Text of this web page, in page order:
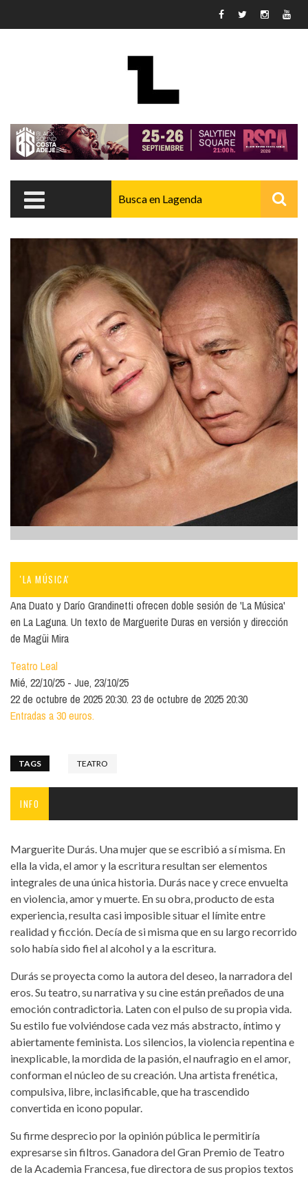
'LA MÚSICA'
Ana Duato y Darío Grandinetti ofrecen doble sesión de 'La Música'
en La Laguna. Un texto de Marguerite Duras en versión y dirección
de Magüi Mira
Teatro Leal
Mié, 22/10/25
Jue, 23/10/25
22 de octubre de 2025 20:30. 23 de octubre de 2025 20:30
Entradas a 30 euros.
TAGS TEATRO
INFO
Marguerite Durás. Una mujer que se escribió a sí misma. En
ella la vida, el amor y la escritura resultan ser elementos
integrales de una única historia. Durás nace y crece envuelta
en violencia, amor y muerte. En su obra, producto de esta
experiencia, resulta casi imposible situar el límite entre
realidad y ficción. Decía de si misma que en su largo recorrido
solo había sido fiel al alcohol y a la escritura.
Durás se proyecta como la autora del deseo, la narradora del
eros. Su teatro, su narrativa y su cine están preñados de una
emoción contradictoria. Laten con el pulso de su propia vida.
Su estilo fue volviéndose cada vez más abstracto, íntimo y
abiertamente feminista. Los silencios, la violencia repentina e
inexplicable, la mordida de la pasión, el naufragio en el amor,
conforman el núcleo de su creación. Una artista frenética,
compulsiva, libre, inclasificable, que ha trascendido
convertida en icono popular.
Su firme desprecio por la opinión pública le permitiría
expresarse sin filtros. Ganadora del Gran Premio de Teatro
de la Academia Francesa, fue directora de sus propios textos